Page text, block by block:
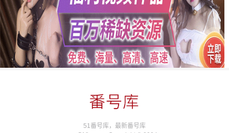
51番号库，最新番号库